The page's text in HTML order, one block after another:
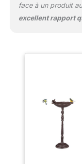
face à un produit
excellent rapport